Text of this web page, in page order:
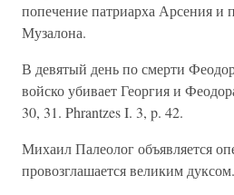
попечение патриарха Арсения и
Музалона.
В девятый день по смерти
войско убивает Георгия и
30, 31. Phrantzes I. 3, p. 42.
Михаил Палеолог объявляется
провозглашается великим дуксом.